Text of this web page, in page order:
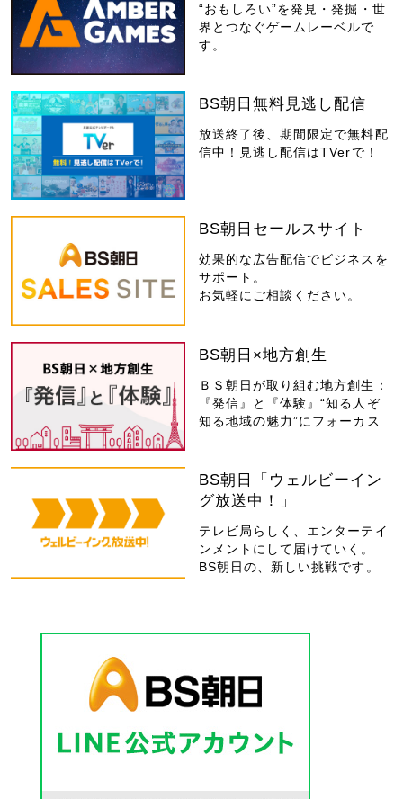
“おもしろい”を発見・発掘・世
界とつなぐゲームレーベルで
す。
BS朝日無料見逃し配信
放送終了後、期間限定で無料配
信中！見逃し配信はTVerで！
BS朝日セールスサイト
効果的な広告配信でビジネスを
サポート。
お気軽にご相談ください。
BS朝日×地方創生
ＢＳ朝日が取り組む地方創生：
『発信』と『体験』“知る人ぞ
知る地域の魅力”にフォーカス
BS朝日「ウェルビーイン
グ放送中！」
テレビ局らしく、エンターテイ
ンメントにして届けていく。
BS朝日の、新しい挑戦です。